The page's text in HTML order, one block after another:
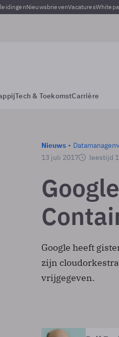
NieuwsbrievenVacatures
Tech & ToekomstCarrière
Nieuws
13 juli 2017
leestijd
Google heeft
zijn
vrijgegeven.